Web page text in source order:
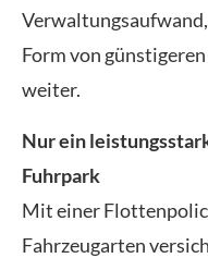
Form von
weiter.
Nur ein
Fuhrpark
Mit einer
Fahrzeugarten